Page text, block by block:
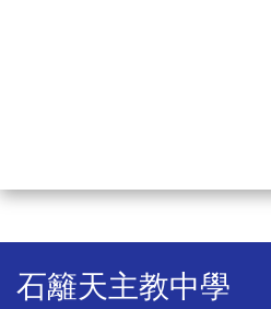
石籬天主教中學